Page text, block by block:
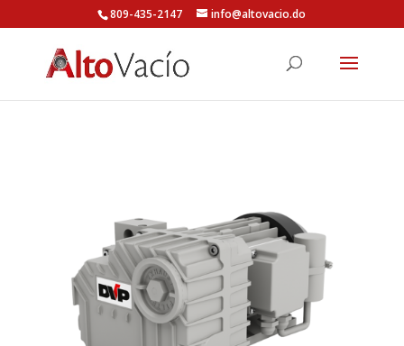
809-435-2147 info@altovacio.do